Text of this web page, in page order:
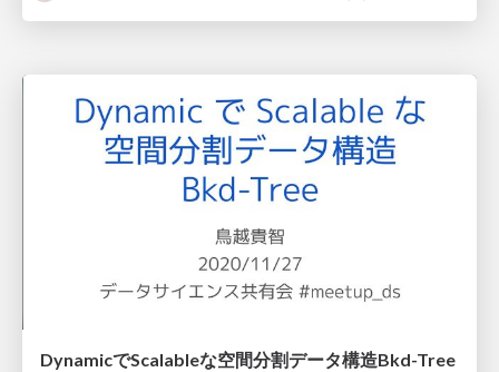
DynamicでScalableな空間分割データ構造Bkd-Tree